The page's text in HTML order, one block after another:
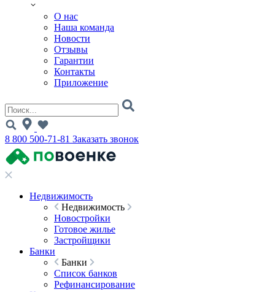
О нас
Наша команда
Новости
Отзывы
Гарантии
Контакты
Приложение
8 800 500-71-81 Заказать звонок
Недвижимость
Недвижимость
Новостройки
Готовое жилье
Застройщики
Банки
Банки
Список банков
Рефинансирование